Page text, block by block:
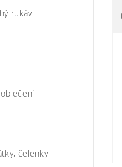
rukáv
čelenky